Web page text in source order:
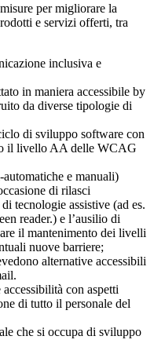
per migliorare la
e servizi offerti, tra
inclusiva e
in maniera accessibile by
da diverse tipologie di
di sviluppo software con
il livello AA delle WCAG
e manuali)
di rilasci
tecnologie assistive (ad es.
reader.) e l’ausilio di
il mantenimento dei livelli
nuove barriere;
alternative accessibili
con aspetti
di tutto il personale del
che si occupa di sviluppo